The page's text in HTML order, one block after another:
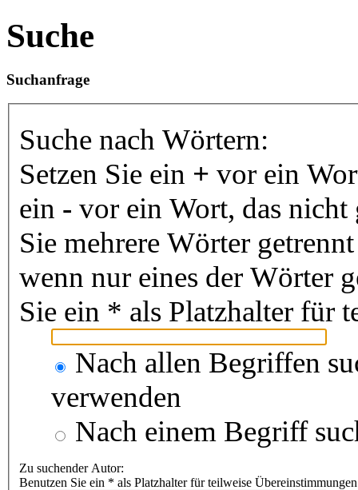
Suche
Suchanfrage
Suche nach Wörtern:
Setzen Sie ein + vor ein
ein - vor ein Wort, das nicht
Sie mehrere Wörter
wenn nur eines der Wörter
Sie ein * als Platzhalter für
Nach allen Begriffen
verwenden
Nach einem Begriff
Zu suchender Autor:
Benutzen Sie ein * als Platzhalter für teilweise